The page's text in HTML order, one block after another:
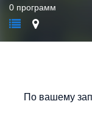
0 программ
По вашему